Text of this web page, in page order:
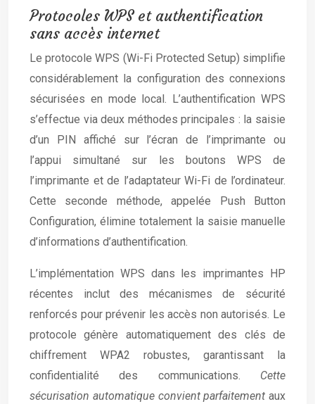
Protocoles WPS et authentification
sans accès internet
Le protocole WPS (Wi-Fi Protected Setup) simplifie
considérablement la configuration des connexions
sécurisées en mode local. L’authentification WPS
s’effectue via deux méthodes principales : la saisie
d’un PIN affiché sur l’écran de l’imprimante ou
l’appui simultané sur les boutons WPS de
l’imprimante et de l’adaptateur Wi-Fi de l’ordinateur.
Cette seconde méthode, appelée Push Button
Configuration, élimine totalement la saisie manuelle
d’informations d’authentification.
L’implémentation WPS dans les imprimantes HP
récentes inclut des mécanismes de sécurité
renforcés pour prévenir les accès non autorisés. Le
protocole génère automatiquement des clés de
chiffrement WPA2 robustes, garantissant la
confidentialité des communications. Cette
sécurisation automatique convient parfaitement aux